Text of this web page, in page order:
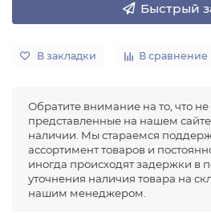
Быстрый
В закладки В сравнение
Обратите внимание на то, что не
представленные на нашем сайте,
наличии. Мы стараемся
ассортимент товаров и
иногда происходят задержки в
уточнения наличия товара на
нашим менеджером.